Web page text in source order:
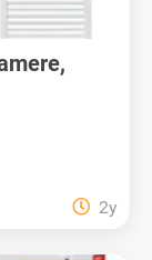
2y